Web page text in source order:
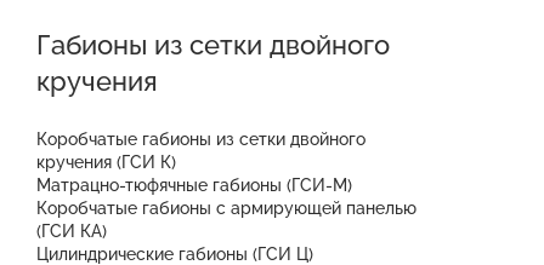
Габионы из сетки двойного
кручения
Коробчатые габионы из сетки двойного
кручения (ГСИ К)
Матрацно-тюфячные габионы (ГСИ-М)
Коробчатые габионы с армирующей панелью
(ГСИ КА)
Цилиндрические габионы (ГСИ Ц)